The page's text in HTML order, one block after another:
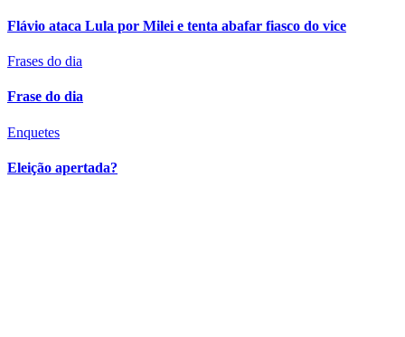
Flávio ataca Lula por Milei e tenta abafar fiasco do vice
Frases do dia
Frase do dia
Enquetes
Eleição apertada?